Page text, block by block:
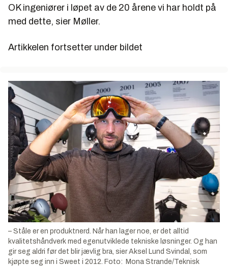
OK ingeniører i løpet av de 20 årene vi har holdt på
med dette, sier Møller.
Artikkelen fortsetter under bildet
– Ståle er en produktnerd. Når han lager noe, er det alltid
kvalitetshåndverk med egenutviklede tekniske løsninger. Og han
gir seg aldri før det blir jævlig bra, sier Aksel Lund Svindal, som
kjøpte seg inn i Sweet i 2012. Foto: Mona Strande/Teknisk